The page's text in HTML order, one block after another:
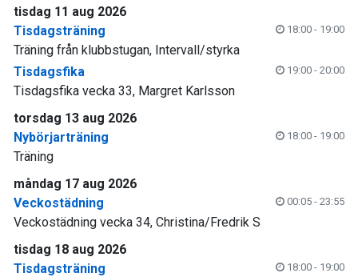
tisdag 11 aug 2026
Tisdagsträning
18:00 - 19:00
Träning från klubbstugan, Intervall/styrka
Tisdagsfika
19:00 - 20:00
Tisdagsfika vecka 33, Margret Karlsson
torsdag 13 aug 2026
Nybörjarträning
18:00 - 19:00
Träning
måndag 17 aug 2026
Veckostädning
00:05 - 23:55
Veckostädning vecka 34, Christina/Fredrik S
tisdag 18 aug 2026
Tisdagsträning
18:00 - 19:00